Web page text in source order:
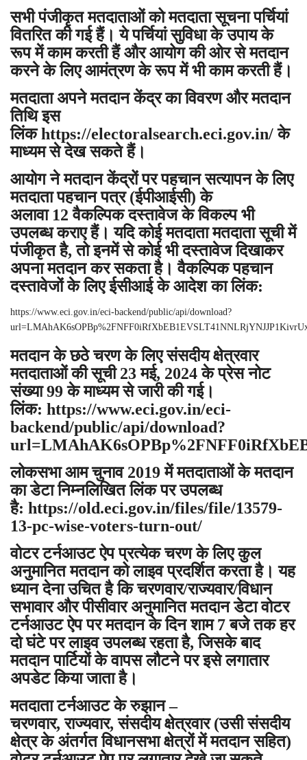
सभी पंजीकृत मतदाताओं को मतदाता सूचना पर्चियां
वितरित की गई हैं। ये पर्चियां सुविधा के उपाय के
रूप में काम करती हैं और आयोग की ओर से मतदान
करने के लिए आमंत्रण के रूप में भी काम करती हैं।
मतदाता अपने मतदान केंद्र का विवरण और मतदान
तिथि इस
लिंकhttps://electoralsearch.eci.gov.in/ के
माध्यम से देख सकते हैं।
आयोग ने मतदान केंद्रों पर पहचान सत्यापन के लिए
मतदाता पहचान पत्र (ईपीआईसी) के
अलावा 12 वैकल्पिक दस्तावेज के विकल्‍प भी
उपलब्ध कराए हैं। यदि कोई मतदाता मतदाता सूची में
पंजीकृत है, तो इनमें से कोई भी दस्तावेज दिखाकर
अपना मतदान कर सकता है। वैकल्पिक पहचान
दस्तावेजों के लिए ईसीआई के आदेश का लिंक:
https://www.eci.gov.in/eci-backend/public/api/download?
मतदान के छठे चरण के लिए संसदीय क्षेत्रवार
मतदाताओं की सूची 23 मई, 2024 के प्रेस नोट
संख्या 99 के माध्यम से जारी की गई।
लिंक: https://www.eci.gov.in/eci-
backend/public/api/download?
लोकसभा आम चुनाव 2019 में मतदाताओं के मतदान
का डेटा निम्नलिखित लिंक पर उपलब्ध
है: https://old.eci.gov.in/files/file/13579-
13-pc-wise-voters-turn-out/
वोटर टर्नआउट ऐप प्रत्येक चरण के लिए कुल
अनुमानित मतदान को लाइव प्रदर्शित करता है। यह
ध्यान देना उचित है कि चरणवार/राज्यवार/विधान
सभावार और पीसीवार अनुमानित मतदान डेटा वोटर
टर्नआउट ऐप पर मतदान के दिन शाम 7 बजे तक हर
दो घंटे पर लाइव उपलब्ध रहता है, जिसके बाद
मतदान पार्टियों के वापस लौटने पर इसे लगातार
अपडेट किया जाता है।
मतदाता टर्नआउट के रुझान –
चरणवार, राज्यवार, संसदीय क्षेत्रवार (उसी संसदीय
क्षेत्र के अंतर्गत विधानसभा क्षेत्रों में मतदान सहित)